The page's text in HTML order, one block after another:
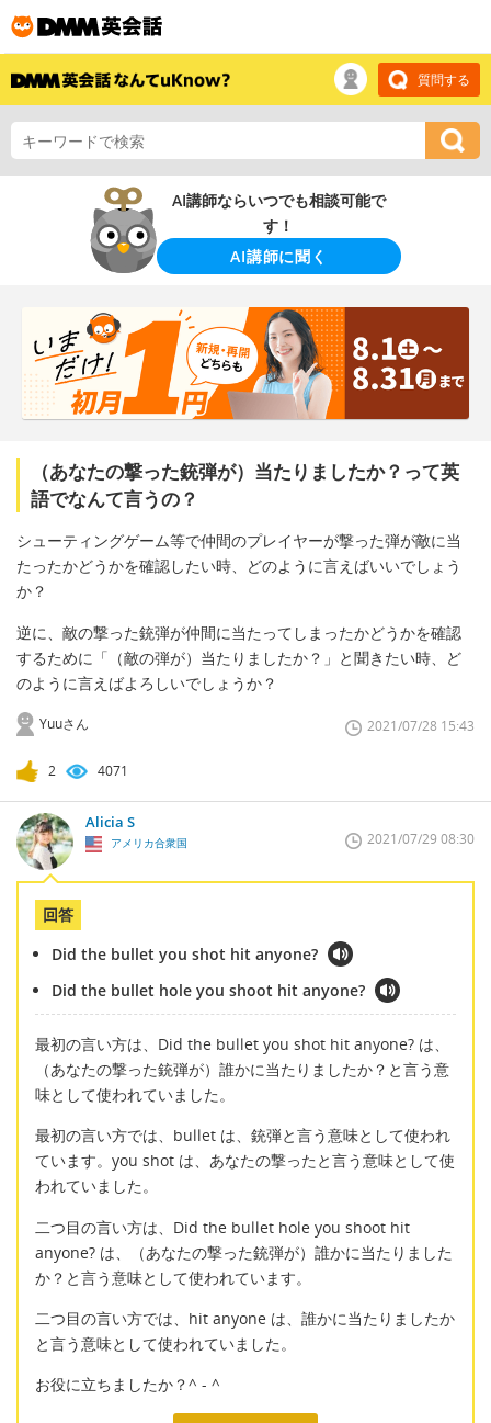
質問する
AI講師ならいつでも相談可能で
す！
AI講師に聞く
（あなたの撃った銃弾が）当たりましたか？って英
語でなんて言うの？
シューティングゲーム等で仲間のプレイヤーが撃った弾が敵に当
たったかどうかを確認したい時、どのように言えばいいでしょう
か？
逆に、敵の撃った銃弾が仲間に当たってしまったかどうかを確認
するために「（敵の弾が）当たりましたか？」と聞きたい時、ど
のように言えばよろしいでしょうか？
Yuuさん 2021/07/28 15:43
2 4071
Alicia S
アメリカ合衆国 2021/07/29 08:30
回答
Did the bullet you shot hit anyone?
Did the bullet hole you shoot hit anyone?
最初の言い方は、Did the bullet you shot hit anyone? は、
（あなたの撃った銃弾が）誰かに当たりましたか？と言う意
味として使われていました。
最初の言い方では、bullet は、銃弾と言う意味として使われ
ています。you shot は、あなたの撃ったと言う意味として使
われていました。
二つ目の言い方は、Did the bullet hole you shoot hit
anyone? は、（あなたの撃った銃弾が）誰かに当たりました
か？と言う意味として使われています。
二つ目の言い方では、hit anyone は、誰かに当たりましたか
と言う意味として使われていました。
お役に立ちましたか？^ - ^